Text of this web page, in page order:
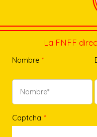
La FNFF
Nombre *
Captcha *